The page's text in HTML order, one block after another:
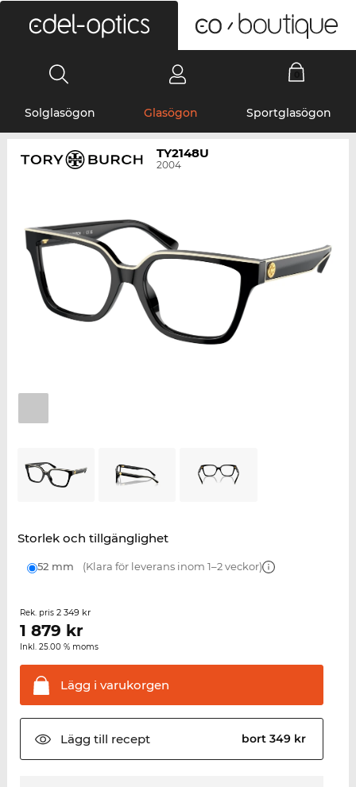
Solglasögon Glasögon Sportglasögon
TY2148U
2004
Storlek och tillgänglighet
52 mm (Klara för leverans inom 1–2 veckor)
Rek. pris 2 349 kr
1 879 kr
Inkl. 25.00 % moms
Lägg i varukorgen
Lägg till recept bort 349 kr